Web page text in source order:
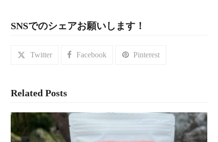
SNSでのシェアお願いします！
Twitter Facebook Pinterest
Related Posts